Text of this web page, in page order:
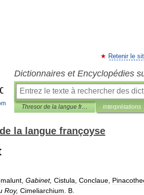
Retenir le
Dictionnaires et Encyclopédies
Thresor de la langue françoyse interprétations
la langue françoyse
malunt Gabinet, Cistula Conclaue
Roy, Cimeliarchium B